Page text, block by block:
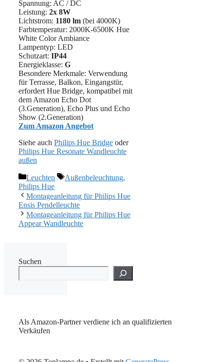
Spannung: AC / DC
Leistung: 2x 8W
Lichtstrom: 1180 lm (bei 4000K)
Farbtemperatur: 2000K-6500K Hue
White Color Ambiance
Lampentyp: LED
Schutzart: IP44
Energieklasse: G
Besondere Merkmale: Verwendung
für Terrasse, Balkon, Eingangstür,
erfordert Hue Bridge, kompatibel mit
dem Amazon Echo Dot
(3.Generation), Echo Plus und Echo
Show (2.Generation)
Zum Amazon Angebot
Siehe auch Philips Hue Bridge oder
Philips Hue Resonate Wandleuchte
außen
Kategorien
Leuchten Schlagwörter
Außenbeleuchtung,
Philips Hue
Montageanleitung für Philips Hue
Ensis Pendelleuchte
Montageanleitung für Philips Hue
Appear Wandleuchte
Suchen
Als Amazon-Partner verdiene ich an qualifizierten
Verkäufen